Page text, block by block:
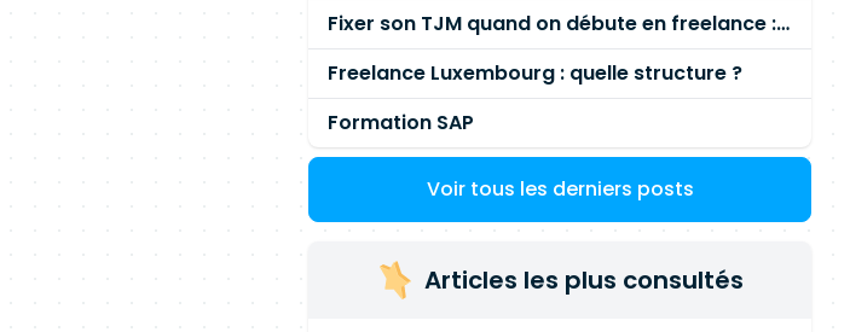
Fixer son TJM quand on débute en freelance : la méthode mathématique (et pas au feeling) 🛑
Freelance Luxembourg : quelle structure ?
Formation SAP
Voir tous les derniers posts
Articles les plus consultés